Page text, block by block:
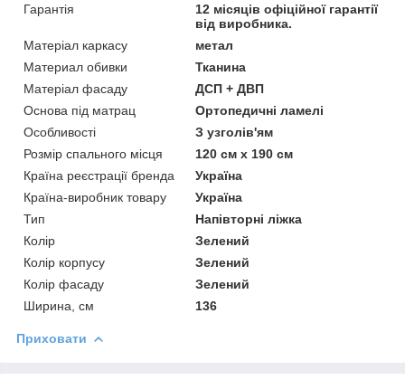
Гарантія
12 місяців офіційної гарантії
від виробника.
Матеріал каркасу
метал
Материал обивки
Тканина
Матеріал фасаду
ДСП + ДВП
Основа під матрац
Ортопедичні ламелі
Особливості
З узголів'ям
Розмір спального місця
120 см х 190 см
Країна реєстрації бренда
Україна
Країна-виробник товару
Україна
Тип
Напівторні ліжка
Колір
Зелений
Колір корпусу
Зелений
Колір фасаду
Зелений
Ширина, см
136
Приховати